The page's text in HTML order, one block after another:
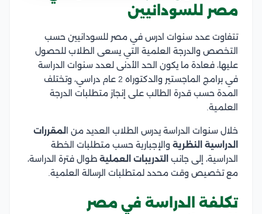
مصر للسودانيين
تتفاوت عدد سنوات ادرس في مصر للسودانيين حسب
التخصص والدرجة العلمية التي يسعى الطلاب للحصول
عليها، فعادة ما يكون الحد الأدنى لعدد سنوات الدراسة
في برامج الماجستير والدكتوراه 2 عام دراسي، وتختلف
المدة حسب قدرة الطالب على إنجاز متطلبات الدرجة
العلمية.
خلال سنوات الدراسة يدرس الطلاب العديد من ا
لمقررات
الدراسية النظرية والإجبارية حسب متطلبات الخطة
الدراسية، إلى جانب
التدريبات العملية طوال فترة الدراسة،
مع تخصيص وقت محدد لمتطلبات الرسالة العلمية.
تكلفة الدراسة في مصر